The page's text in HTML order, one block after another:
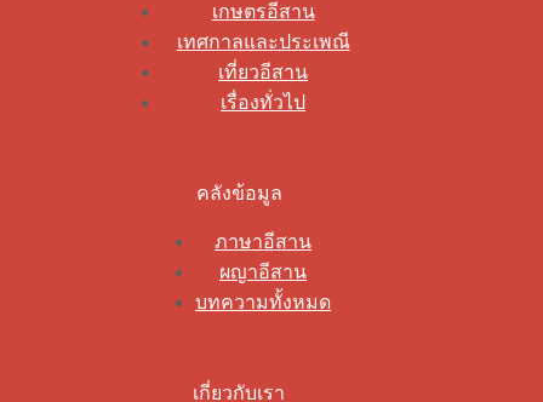
เกษตรอีสาน
เทศกาลและประเพณี
เที่ยวอีสาน
เรื่องทั่วไป
คลังข้อมูล
ภาษาอีสาน
ผญาอีสาน
บทความทั้งหมด
เกี่ยวกับเรา